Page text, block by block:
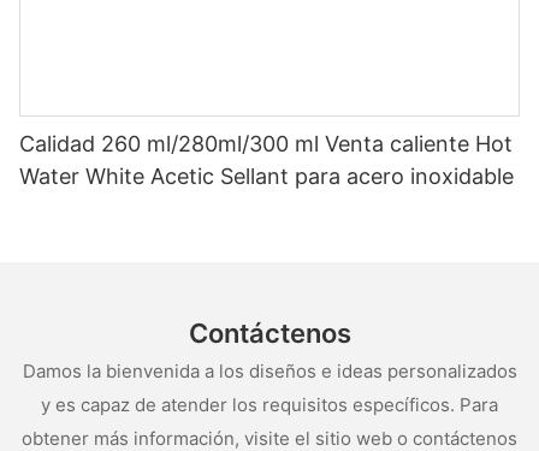
Calidad 260 ml/280ml/300 ml Venta caliente Hot
Water White Acetic Sellant para acero inoxidable
Contáctenos
Damos la bienvenida a los diseños e ideas personalizados
y es capaz de atender los requisitos específicos. Para
obtener más información, visite el sitio web o contáctenos